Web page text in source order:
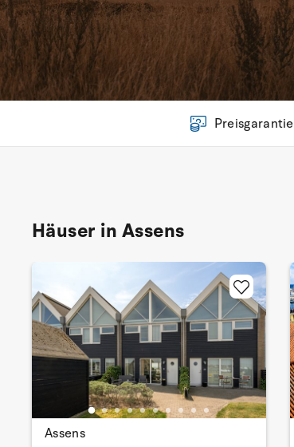
Preisgarantie
Häuser in Assens
Assens